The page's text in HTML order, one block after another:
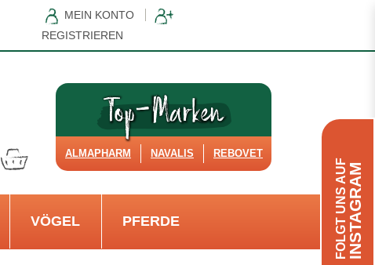
MEIN KONTO
REGISTRIEREN
ALMAPHARM NAVALIS REBOVET
VÖGEL PFERDE FOLGT UNS AUFINSTAGRAM